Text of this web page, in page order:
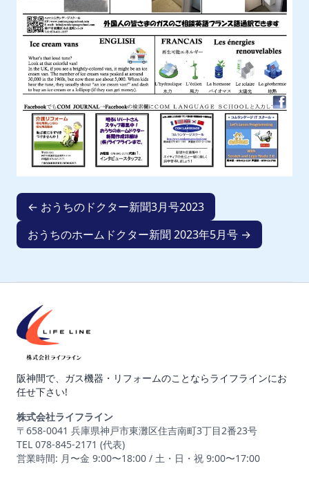
← おうちのドクター新聞3月号2023
おうちのホームドクター新聞 2023年5月号 →
阪神間で、ガス機器・リフォームのことならライフラインにお
任せ下さい!
株式会社ライフライン
〒658-0041 兵庫県神戸市東灘区住吉南町3丁目2番23号
TEL 078-845-2171 (代表)
営業時間: 月〜金 9:00〜18:00 / 土・日・祝 9:00〜17:00